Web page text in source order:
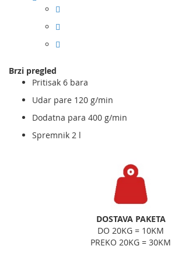
Brzi pregled
Pritisak 6 bara
Udar pare 120 g/min
Dodatna para 400 g/min
Spremnik 2 l
DOSTAVA PAKETA
DO 20KG = 10KM
PREKO 20KG = 30KM